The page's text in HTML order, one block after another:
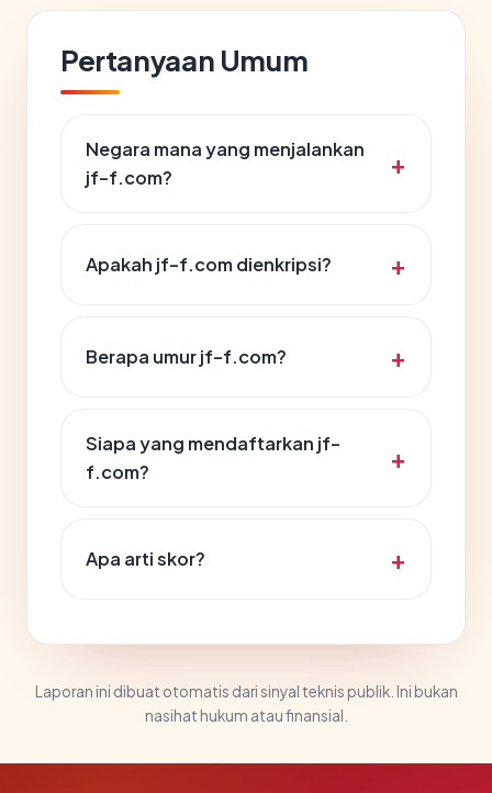
Pertanyaan Umum
Negara mana yang menjalankan
jf-f.com?
Apakah jf-f.com dienkripsi?
Berapa umur jf-f.com?
Siapa yang mendaftarkan jf-
f.com?
Apa arti skor?
Laporan ini dibuat otomatis dari sinyal teknis publik. Ini bukan
nasihat hukum atau finansial.